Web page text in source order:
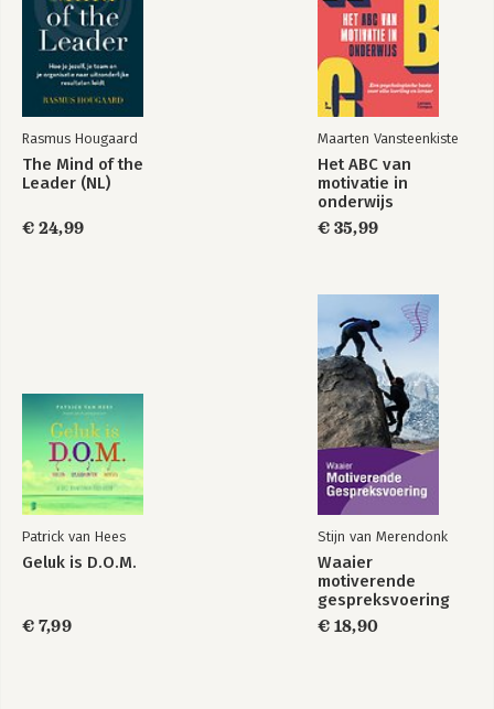
Waardering 211
Extraversie 217
Zelfvertrouwen 223
Sociale verbinding 229
Relaties 237
Liefdesrelatie 243
HOOFDSTUK 3 Gelukstips in de praktijk brengen 249
Bronnen 261
Rasmus Hougaard
The Mind of the
Leader (NL)
€ 24,99
Maarten Vansteenkiste
Het ABC van
motivatie in
onderwijs
€ 35,99
Patrick van Hees
Geluk is D.O.M.
€ 7,99
Stijn van Merendonk
Waaier
motiverende
gespreksvoering
€ 18,90